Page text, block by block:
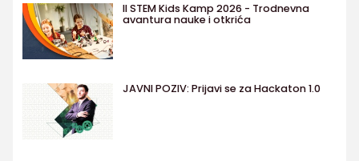
II STEM Kids Kamp 2026 - Trodnevna
avantura nauke i otkrića
JAVNI POZIV: Prijavi se za Hackaton 1.0